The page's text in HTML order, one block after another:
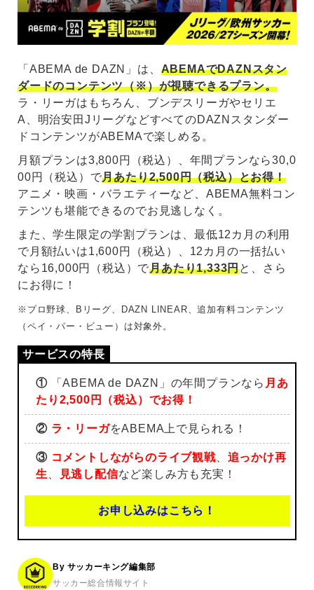
「ABEMA de DAZN」は、 ABEMAでDAZNスタン
ダードのコンテンツ（※）が視聴できるプラン。
ラ・リーガはもちろん、ブンデスリーガやセリエ
A、明治安田JリーグなどすべてのDAZNスタンダー
ドコンテンツがABEMAで楽しめる。
月額プランは3,800円（税込）、年間プランなら30,0
00円（税込）で月あたり2,500円（税込）とお得！
アニメ・映画・バラエティーなど、ABEMA無料コン
テンツも堪能できるのでお見逃しなく。
また、学生限定の学割プランは、最低12カ月の利用
で月額払いは1,600円（税込）、12カ月の一括払い
なら16,000円（税込）で月あたり1,333円と、さら
にお得に！
※プロ野球、Bリーグ、DAZN LINEAR、追加有料コンテンツ
（ペイ・パー・ビュー）は対象外。
①「ABEMA de DAZN」の年間プランなら 月あ
たり2,500円（税込）でお得！
② ラ・リーガをABEMA上で見られる！
③ コメントしながらのライブ観戦、 追っかけ再
生
見逃し配信など楽しみ方も充実！
お申し込みはこちら！
By サッカーキング編集部
サッカー総合情報サイト